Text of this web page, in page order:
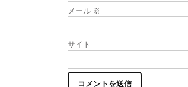
メール ※
サイト